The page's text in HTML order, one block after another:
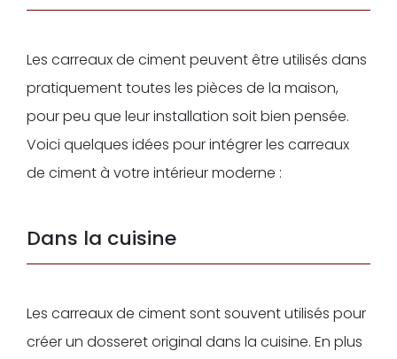
Les carreaux de ciment peuvent être utilisés dans
pratiquement toutes les pièces de la maison,
pour peu que leur installation soit bien pensée.
Voici quelques idées pour intégrer les carreaux
de ciment à votre intérieur moderne :
Dans la cuisine
Les carreaux de ciment sont souvent utilisés pour
créer un dosseret original dans la cuisine. En plus